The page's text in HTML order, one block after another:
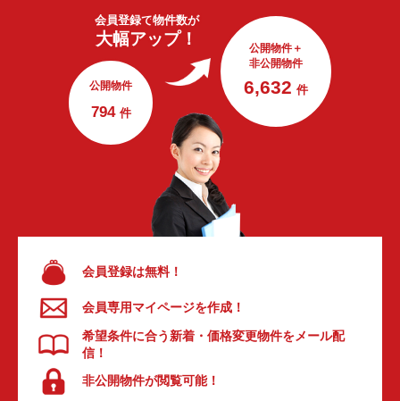
会員登録で物件数が
大幅アップ！
公開物件
794 件
公開物件＋
非公開物件
6,632 件
会員登録は無料！
会員専用マイページを作成！
希望条件に合う新着・価格変更物件をメール配
信！
非公開物件が閲覧可能！